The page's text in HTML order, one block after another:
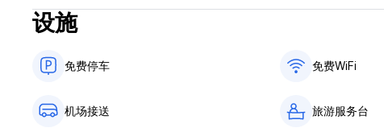
(Auto-translated from original language)
设施
免费停车 免费WiFi
机场接送 旅游服务台